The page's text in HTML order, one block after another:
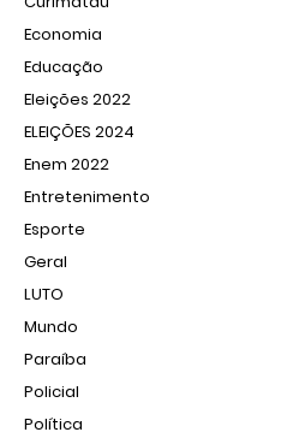
Economia
Educação
Eleições 2022
ELEIÇÕES 2024
Enem 2022
Entretenimento
Esporte
Geral
LUTO
Mundo
Paraíba
Policial
Política